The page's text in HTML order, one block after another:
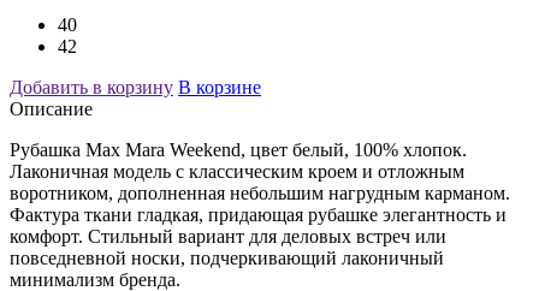
40
42
Добавить в корзину В корзине
Описание
Рубашка Max Mara Weekend, цвет белый, 100% хлопок.
Лаконичная модель с классическим кроем и отложным
воротником, дополненная небольшим нагрудным карманом.
Фактура ткани гладкая, придающая рубашке элегантность и
комфорт. Стильный вариант для деловых встреч или
повседневной носки, подчеркивающий лаконичный
минимализм бренда.